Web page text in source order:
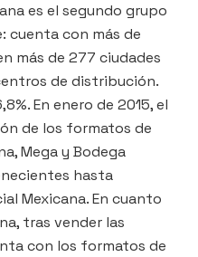
es el segundo grupo
cuenta con más de
más de 277 ciudades
de distribución.
En enero de 2015, el
de los formatos de
Mega y Bodega
hasta
Mexicana. En cuanto
tras vender las
con los formatos de